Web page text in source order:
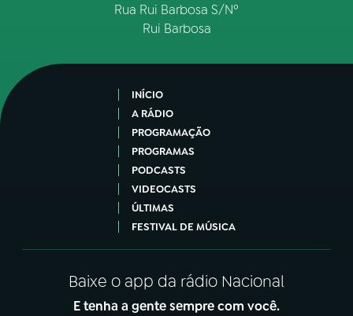
Rua Rui Barbosa S/Nº
Rui Barbosa
INÍCIO
A RÁDIO
PROGRAMAÇÃO
PROGRAMAS
PODCASTS
VIDEOCASTS
ÚLTIMAS
FESTIVAL DE MÚSICA
Baixe o app da rádio Nacional
E tenha a gente sempre com você.